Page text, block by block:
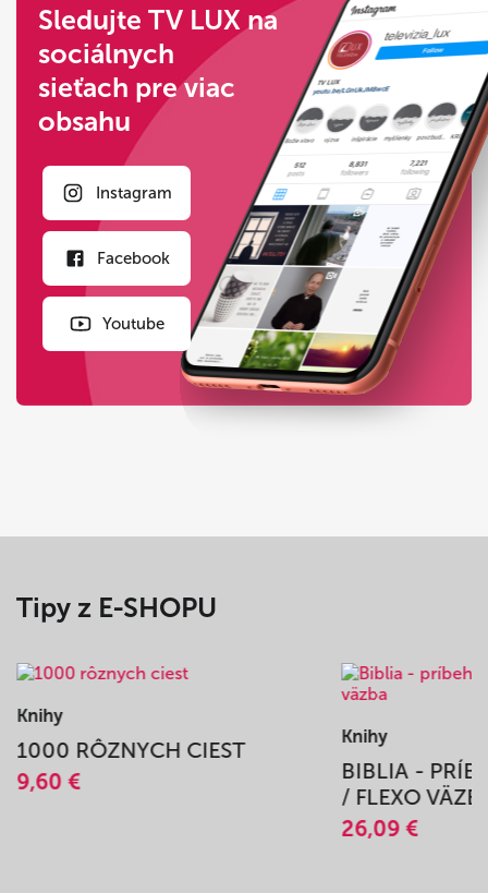
Sledujte TV LUX na
sociálnych
sieťach pre viac
obsahu
Instagram
Facebook
Youtube
Tipy z E-SHOPU
Knihy
1000 RÔZNYCH CIEST
9,60 €
Knihy
BIBLIA -
/ FLEXO
26,09 €